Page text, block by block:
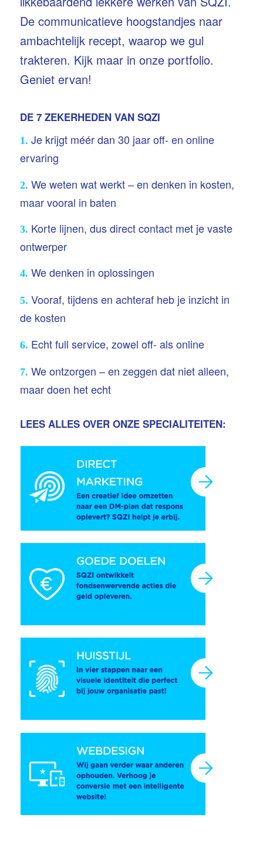
De communicatieve hoogstandjes naar
ambachtelijk recept, waarop we gul
trakteren. Kijk maar in onze portfolio.
Geniet ervan!
DE 7 ZEKERHEDEN VAN SQZI
1. Je krijgt méér dan 30 jaar off- en online
ervaring
2. We weten wat werkt – en denken in kosten,
maar vooral in baten
3. Korte lijnen, dus direct contact met je vaste
ontwerper
4. We denken in oplossingen
5. Vooraf, tijdens en achteraf heb je inzicht in
de kosten
6. Echt full service, zowel off- als online
7. We ontzorgen – en zeggen dat niet alleen,
maar doen het echt
LEES ALLES OVER ONZE SPECIALITEITEN: